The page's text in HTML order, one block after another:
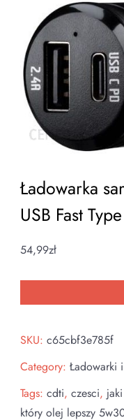
Ładowarka
USB Fast
54,99zł
SKU: c65cbf3e785f
Category: Ładowarki
Tags: cdti, czesci,
który olej lepszy